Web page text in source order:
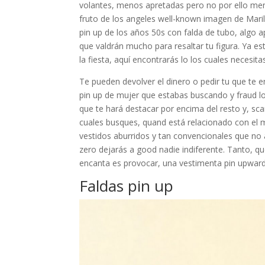
volantes, menos apretadas pero no por ello
fruto de los angeles well-known imagen de
pin up de los años 50s con falda de tubo, algo
que valdrán mucho para resaltar tu figura. Ya
la fiesta, aquí encontrarás lo los cuales
Te pueden devolver el dinero o pedir tu que
pin up de mujer que estabas buscando y fraud
que te hará destacar por encima del resto y,
cuales busques, quand está relacionado con
vestidos aburridos y tan convencionales que
zero dejarás a good nadie indiferente. Tanto,
encanta es provocar, una vestimenta pin
Faldas pin up